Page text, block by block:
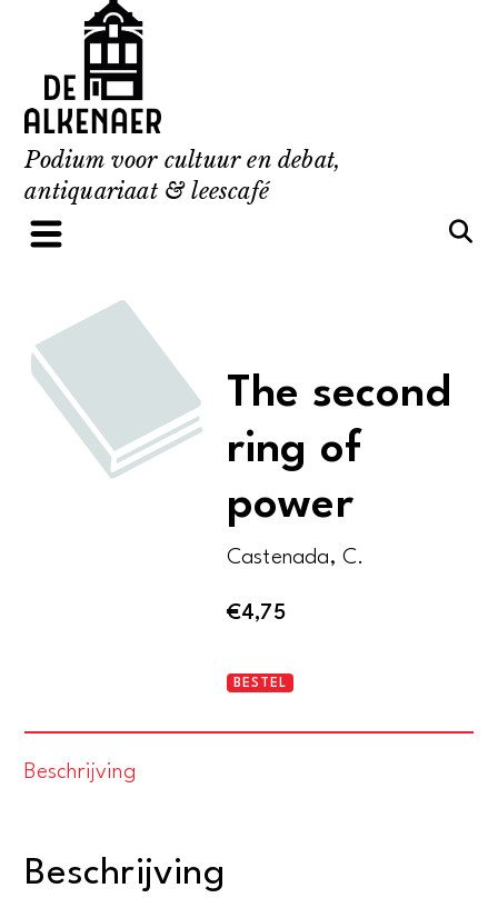
content
Podium voor cultuur en debat,
antiquariaat & leescafé
The second
ring of
power
Castenada, C.
€4,75
The
BESTEL
Beschrijving
Beschrijving